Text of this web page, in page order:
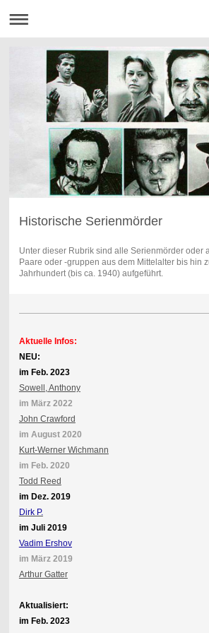
Historische Serienmörder
Unter dieser Rubrik sind alle Serienmörder oder
Paare oder -gruppen aus dem Mittelalter bis hin
Jahrhundert (bis ca. 1940) aufgeführt.
Aktuelle Infos:
NEU:
im Feb. 2023
Sowell, Anthony
im März 2022
John Crawford
im August 2020
Kurt-Werner Wichmann
im Feb. 2020
Todd Reed
im Dez. 2019
Dirk P.
im Juli 2019
Vadim Ershov
im März 2019
Arthur Gatter
Aktualisiert:
im Feb. 2023